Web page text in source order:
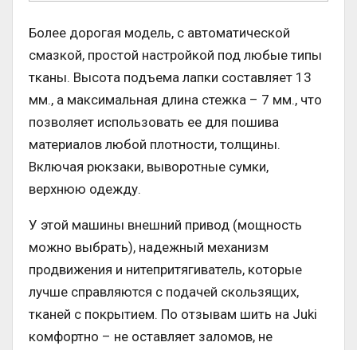
Более дорогая модель, с автоматической
смазкой, простой настройкой под любые типы
тканы. Высота подъема лапки составляет 13
мм., а максимальная длина стежка – 7 мм., что
позволяет использовать ее для пошива
материалов любой плотности, толщины.
Включая рюкзаки, выворотные сумки,
верхнюю одежду.
У этой машины внешний привод (мощность
можно выбрать), надежный механизм
продвижения и нитепритягиватель, которые
лучше справляются с подачей скользящих,
тканей с покрытием. По отзывам шить на Juki
комфортно – не оставляет заломов, не